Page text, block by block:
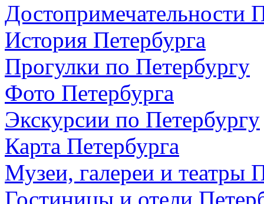
Достопримечательности
История Петербурга
Прогулки по Петербургу
Фото Петербурга
Экскурсии по Петербургу
Карта Петербурга
Музеи, галереи и театры